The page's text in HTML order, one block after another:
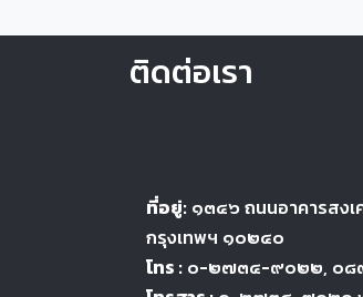
ติดต่อเรา
ที่อยู่: ๑๓๔๖ ถนนอาคารสงเ
กรุงเทพฯ ๑๐๒๔๐
โทร : ๐-๒๗๓๔-๙๐๒๒, ๐